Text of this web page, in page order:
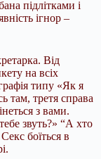
підлітками і
ігнор –
Від
на всіх
типу «Як я
там, третя справа
з вами.
звуть?» “А хто
боїться в